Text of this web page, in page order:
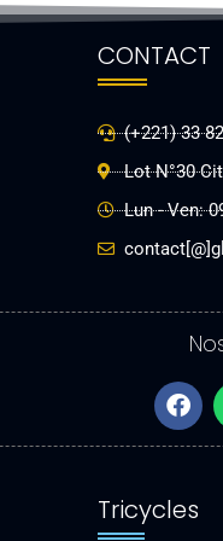
CONTACT
(+221) 33
Lot N°30
Lun - Ven:
F
a
c
o
Tricycles